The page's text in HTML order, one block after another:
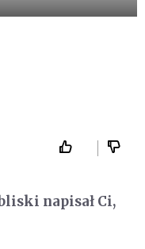
napisał Ci,